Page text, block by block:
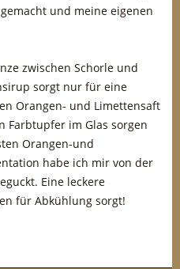
und meine eigenen
zwischen Schorle und
sorgt nur für eine
Orangen- und Limettensaft
im Glas sorgen
Orangen-und
habe ich mir von der
Eine leckere
für Abkühlung sorgt!